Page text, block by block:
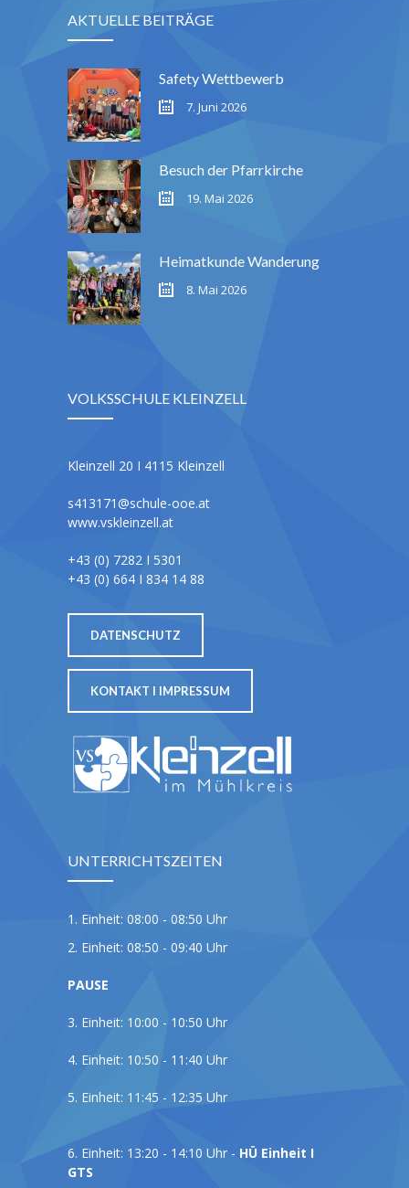
AKTUELLE BEITRÄGE
Safety Wettbewerb
7. Juni 2026
Besuch der Pfarrkirche
19. Mai 2026
Heimatkunde Wanderung
8. Mai 2026
VOLKSSCHULE KLEINZELL
Kleinzell 20 I 4115 Kleinzell
s413171@schule-ooe.at
www.vskleinzell.at
+43 (0) 7282 I 5301
+43 (0) 664 I 834 14 88
DATENSCHUTZ
KONTAKT I IMPRESSUM
UNTERRICHTSZEITEN
1. Einheit: 08:00 - 08:50 Uhr
2. Einheit: 08:50 - 09:40 Uhr
PAUSE
3. Einheit: 10:00 - 10:50 Uhr
4. Einheit: 10:50 - 11:40 Uhr
5. Einheit: 11:45 - 12:35 Uhr
6. Einheit: 13:20 - 14:10 Uhr - HÜ Einheit I
GTS